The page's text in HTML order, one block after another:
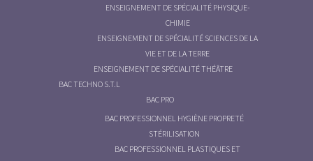
ENSEIGNEMENT DE SPÉCIALITÉ PHYSIQUE-
CHIMIE
ENSEIGNEMENT DE SPÉCIALITÉ SCIENCES DE LA
VIE ET DE LA TERRE
ENSEIGNEMENT DE SPÉCIALITÉ THÉÂTRE
BAC TECHNO S.T.L
BAC PRO
BAC PROFESSIONNEL HYGIÈNE PROPRETÉ
STÉRILISATION
BAC PROFESSIONNEL PLASTIQUES ET